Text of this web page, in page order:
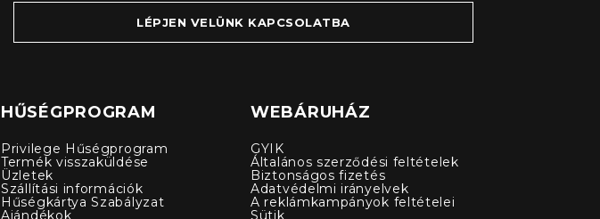
LÉPJEN VELÜNK KAPCSOLATBA
HŰSÉGPROGRAM
Privilege Hűségprogram
Termék visszaküldése
Üzletek
Szállítási információk
Hűségkártya Szabályzat
Ajándékok
WEBÁRUHÁZ
GYIK
Általános szerződési feltételek
Biztonságos fizetés
Adatvédelmi irányelvek
A reklámkampányok feltételei
Sütik